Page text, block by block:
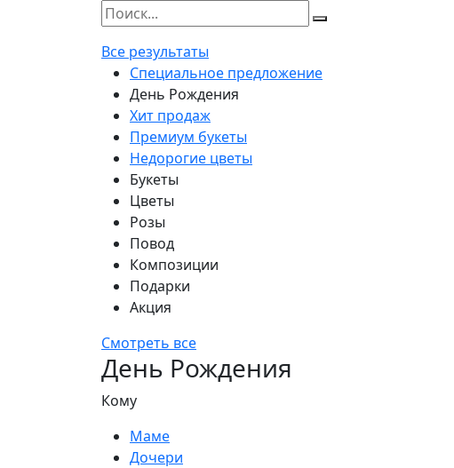
Все результаты
Специальное предложение
День Рождения
Хит продаж
Премиум букеты
Недорогие цветы
Букеты
Цветы
Розы
Повод
Композиции
Подарки
Акция
Смотреть все
День Рождения
Кому
Маме
Дочери